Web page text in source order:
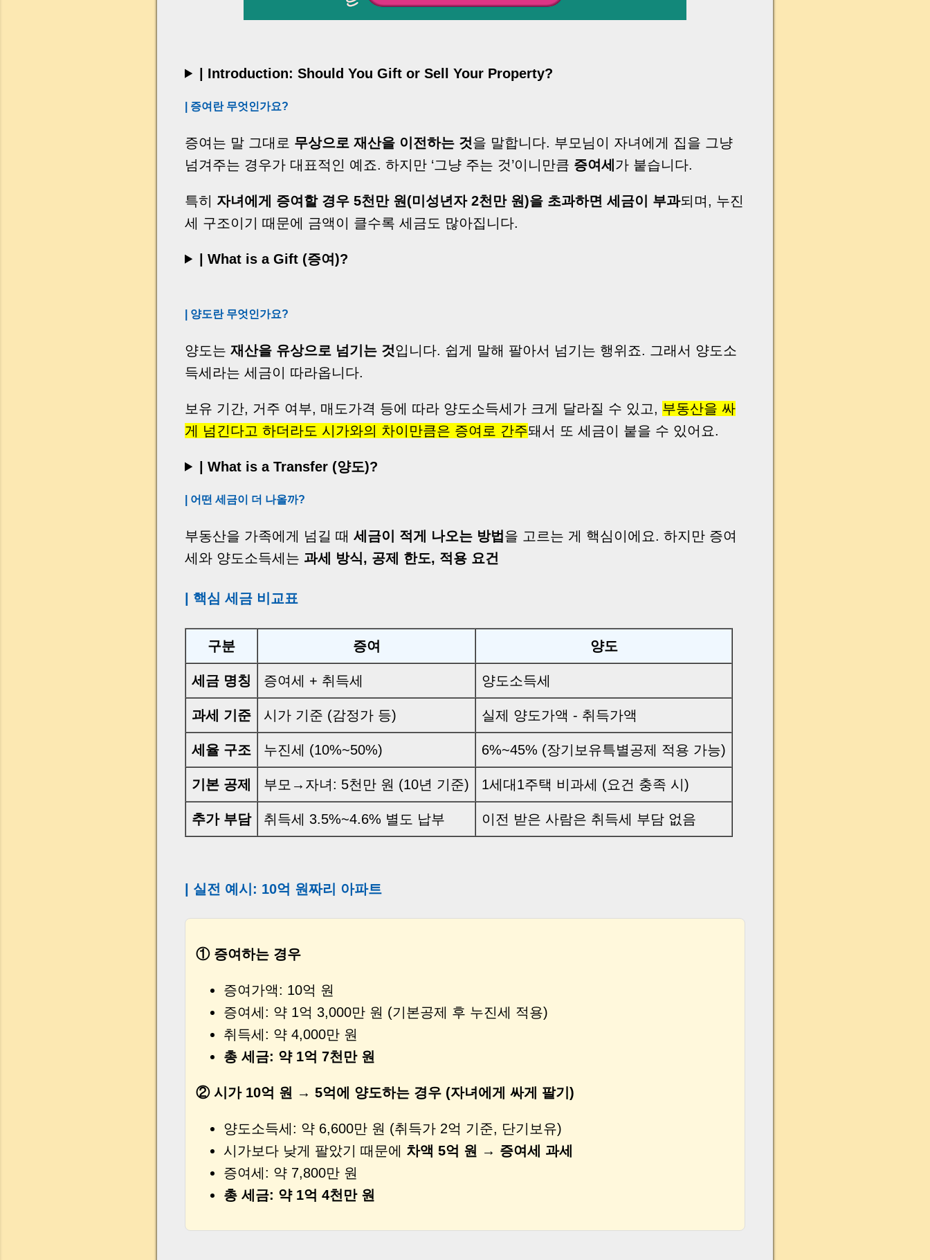
| Introduction: Should You Gift or Sell Your Property?
| 증여란 무엇인가요?
증여는 말 그대로 무상으로 재산을 이전하는 것을 말합니다. 부모님이 자녀에게 집을 그냥
넘겨주는 경우가 대표적인 예죠. 하지만 ‘그냥 주는 것’이니만큼 증여세 가 붙습니다.
특히 자녀에게 증여할 경우 5천만 원(미성년자 2천만 원)을 초과하면 세금이 부과되며, 누진
세 구조이기 때문에 금액이 클수록 세금도 많아집니다.
| What is a Gift (증여)?
| 양도란 무엇인가요?
양도는 재산을 유상으로 넘기는 것입니다. 쉽게 말해 팔아서 넘기는 행위죠. 그래서 양도소
득세라는 세금이 따라옵니다.
보유 기간, 거주 여부, 매도가격 등에 따라 양도소득세가 크게 달라질 수 있고, 부동산을 싸
게 넘긴다고 하더라도 시가와의 차이만큼은 증여로 간주돼서 또 세금이 붙을 수 있어요.
| What is a Transfer (양도)?
| 어떤 세금이 더 나올까?
부동산을 가족에게 넘길 때 세금이 적게 나오는 방법 을 고르는 게 핵심이에요. 하지만 증여
세와 양도소득세는 과세 방식, 공제 한도, 적용 요건
| 핵심 세금 비교표
구분 증여 양도
세금 명칭 증여세 + 취득세 양도소득세
과세 기준 시가 기준 (감정가 등) 실제 양도가액 - 취득가액
세율 구조 누진세 (10%~50%) 6%~45% (장기보유특별공제 적용 가능)
기본 공제 부모→자녀: 5천만 원 (10년 기준) 1세대1주택 비과세 (요건 충족 시)
추가 부담 취득세 3.5%~4.6% 별도 납부 이전 받은 사람은 취득세 부담 없음
| 실전 예시: 10억 원짜리 아파트
① 증여하는 경우
증여가액: 10억 원
증여세: 약 1억 3,000만 원 (기본공제 후 누진세 적용)
취득세: 약 4,000만 원
총 세금: 약 1억 7천만 원
② 시가 10억 원 → 5억에 양도하는 경우 (자녀에게 싸게 팔기)
양도소득세: 약 6,600만 원 (취득가 2억 기준, 단기보유)
시가보다 낮게 팔았기 때문에 차액 5억 원 → 증여세 과세
증여세: 약 7,800만 원
총 세금: 약 1억 4천만 원